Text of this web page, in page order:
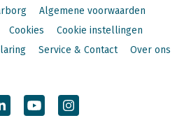
Algemene voorwaarden
Cookies
Cookie instellingen
Service & Contact Over ons